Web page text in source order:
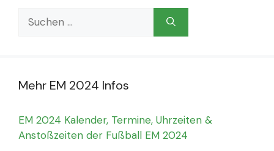
Suchen
nach:
Mehr EM 2024 Infos
EM 2024 Kalender, Termine, Uhrzeiten &
Anstoßzeiten der Fußball EM 2024